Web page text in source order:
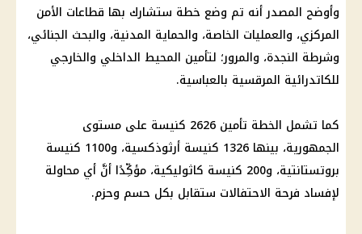
وأوضح المصدر أنه تم وضع خطة ستشارك بها قطاعات الأمن
المركزي، والعمليات الخاصة، والحماية المدنية، والبحث الجنائي،
وشرطة النجدة، والمرور؛ لتأمين المحيط الداخلي والخارجي
للكاتدرائية المرقسية بالعباسية.
كما تشمل الخطة تأمين 2626 كنيسة على مستوى
الجمهورية، بينها 1326 كنيسة أرثوذكسية، و1100 كنيسة
بروتستانتية، و200 كنيسة كاثوليكية، مؤكِّدًا أنَّ أي محاولة
لإفساد فرحة الاحتفالات ستقابل بكل حسم وحزم.